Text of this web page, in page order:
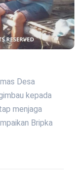
Desa
kepada
menjaga
Bripka